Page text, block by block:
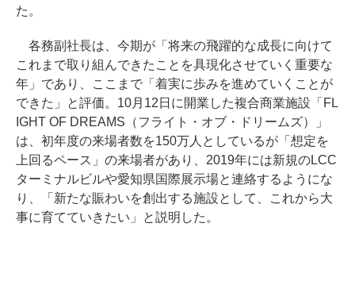
た。
各務副社長は、今期が「将来の飛躍的な成長に向けて
これまで取り組んできたことを具現化させていく重要な
年」であり、ここまで「着実に歩みを進めていくことが
できた」と評価。10月12日に開業した複合商業施設「FL
IGHT OF DREAMS（フライト・オブ・ドリームズ）」
は、初年度の来場者数を150万人としているが「想定を
上回るペース」の来場者があり、2019年には新規のLCC
ターミナルビルや愛知県国際展示場と連絡するようにな
り、「新たな賑わいを創出する施設として、これから大
事に育てていきたい」と説明した。